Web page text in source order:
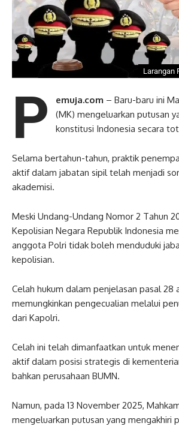
Larangan
P emuja.com – Baru-baru ini
(MK) mengeluarkan putusan
konstitusi Indonesia secara
Selama bertahun-tahun, praktik
aktif dalam jabatan sipil telah menjadi
akademisi.
Meski Undang-Undang Nomor 2 Tahun
Kepolisian Negara Republik Indonesia
anggota Polri tidak boleh menduduki
kepolisian.
Celah hukum dalam penjelasan pasal 28
memungkinkan pengecualian melalui
dari Kapolri.
Celah ini telah dimanfaatkan untuk
aktif dalam posisi strategis di
bahkan perusahaan BUMN.
Namun, pada 13 November 2025,
mengeluarkan putusan yang mengakhiri